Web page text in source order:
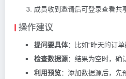
成员收到邀请后可登录查看共
操作建议
提问要具体：比如“昨天的订单
检查数据源：结果为空时，确
利用预览：添加数据源后，先